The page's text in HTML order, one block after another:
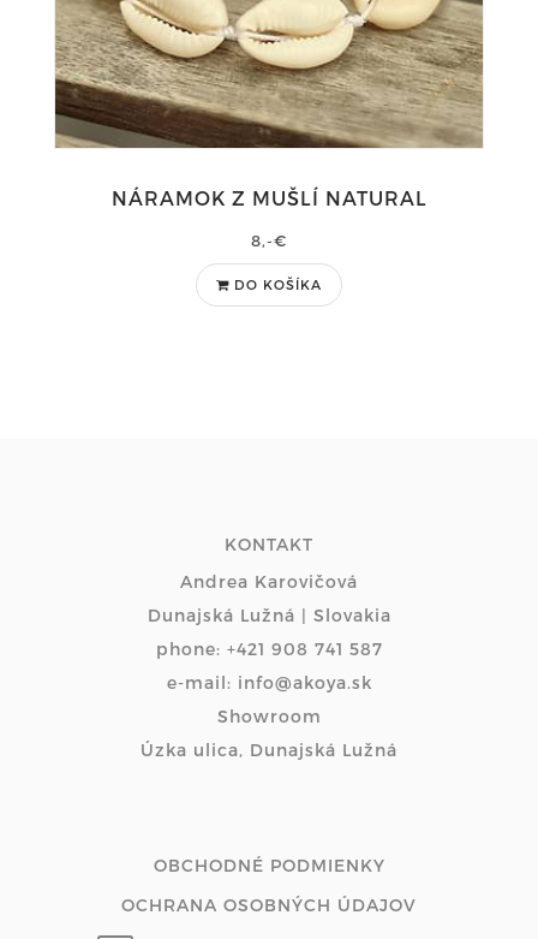
NÁRAMOK Z MUŠLÍ NATURAL
8,-€
DO KOŠÍKA
KONTAKT
Andrea Karovičová
Dunajská Lužná | Slovakia
phone: +421 908 741 587
e-mail: info@akoya.sk
Showroom
Úzka ulica, Dunajská Lužná
OBCHODNÉ PODMIENKY
OCHRANA OSOBNÝCH ÚDAJOV